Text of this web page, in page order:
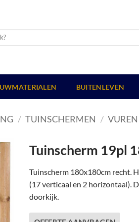
BUITENLEVEN
/ TUINSCHERMEN /
Tuinscherm 19pl
Tuinscherm 180x180cm recht.
(17 verticaal en 2 horizontaal).
doorkijk.